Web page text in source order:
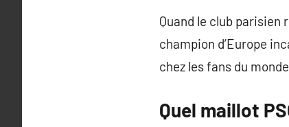
Quand le club parisien
champion d’Europe
chez les fans du
Quel maillot